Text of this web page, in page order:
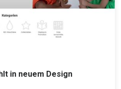
in neuem Design